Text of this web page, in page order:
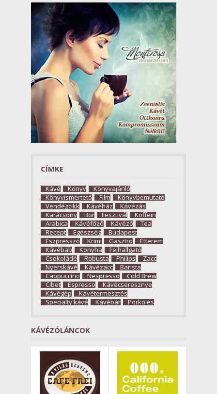
CÍMKE
Kávé Könyv
Könyvajánló
Könyvismertető
Film
Könyvbemutató
Vendégcikk
Kávéház
Kávézás
Karácsony
Bor Fesztivál
Koffein
Arabica
Kávéfőző Kávézó
Tea
Recept
Egészség
Budapest
Eszpresszó
Krimi Gasztro
Étterem
Kávébab
Konyha
Fejhallgató
Csokoládé
Robusta Philips
Zacc
Nyerskávé
Kávézacc
Barista
Cappuccino
Nespresso
Cold Brew
Cibet
Espresso
Kávécseresznye
Kávégép
Kávétermesztés
Specialty kávé
Kávébár Pörkölés
KÁVÉZÓLÁNCOK